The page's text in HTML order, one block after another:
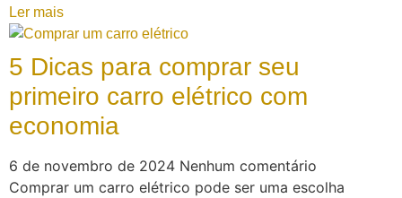
Ler mais
5 Dicas para comprar seu
primeiro carro elétrico com
economia
6 de novembro de 2024 Nenhum comentário
Comprar um carro elétrico pode ser uma escolha